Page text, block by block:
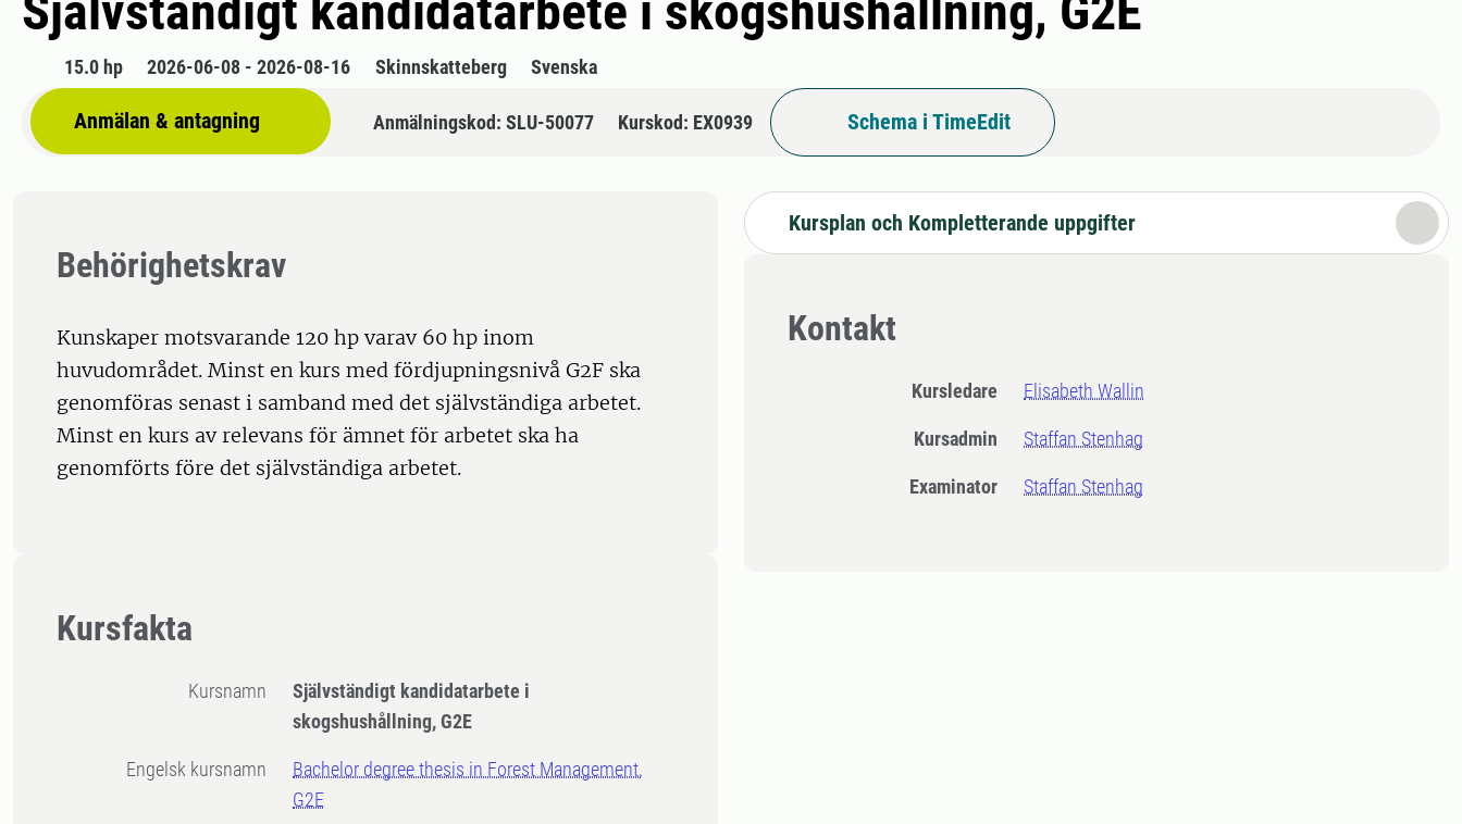
15.0 hp 2026-06-08 - 2026-08-16 Skinnskatteberg Svenska
Anmälan & antagning Anmälningskod: SLU-50077 Kurskod: EX0939 Schema i TimeEdit
Behörighetskrav
Kunskaper motsvarande 120 hp varav 60 hp inom
huvudområdet. Minst en kurs med fördjupningsnivå G2F ska
genomföras senast i samband med det självständiga arbetet.
Minst en kurs av relevans för ämnet för arbetet ska ha
genomförts före det självständiga arbetet.
Kursfakta
Kursnamn
Självständigt kandidatarbete i
skogshushållning, G2E
Engelsk kursnamn
Bachelor degree thesis in Forest Management,
G2E
Kursplan och Kompletterande uppgifter
Kontakt
Kursledare Elisabeth Wallin
Kursadmin Staffan Stenhag
Examinator Staffan Stenhag